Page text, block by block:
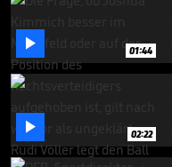
 01:44
 02:22